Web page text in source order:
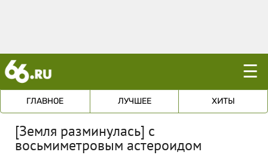
☰
ГЛАВНОЕ ЛУЧШЕЕ ХИТЫ
[Земля разминулась] с
восьмиметровым астероидом